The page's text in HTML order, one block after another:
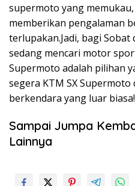
supermoto yang
memberikan pengalaman
terlupakan.Jadi, bagi Sobat
sedang mencari motor
Supermoto adalah pilihan
segera KTM SX Supermoto
berkendara yang luar biasa!
Sampai Jumpa
Lainnya